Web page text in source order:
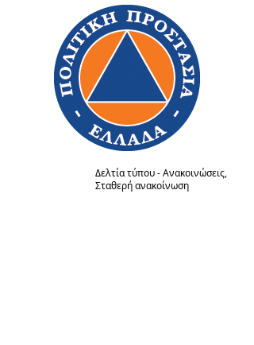
Δελτία τύπου - Ανακοινώσεις
Σταθερή ανακοίνωση